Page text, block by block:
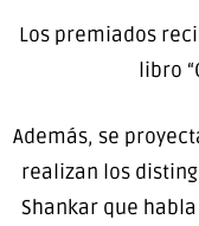
Los premiados
libro
Además, se
realizan los
Shankar que